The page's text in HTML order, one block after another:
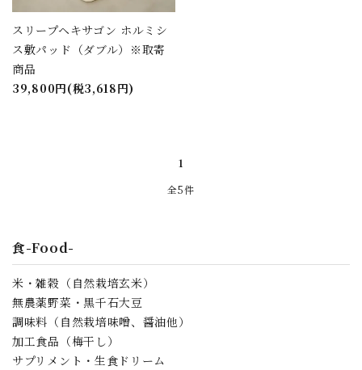
スリープヘキサゴン ホルミシ
ス敷パッド（ダブル）※取寄
商品
39,800円(税3,618円)
1
全5件
カテゴリー
食-Food-
米・雑穀（自然栽培玄米）
無農薬野菜・黒千石大豆
調味料（自然栽培味噌、醤油他）
加工食品（梅干し）
サプリメント・生食ドリーム